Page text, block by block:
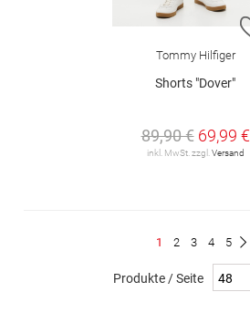
Tommy Hilfiger
Shorts "Dover"
89,90 € 69,99 €
inkl. MwSt. zzgl. Versand
Du
1 Seite
2 Seite
3 Seite
4 Seite
5
Produkte / Seite